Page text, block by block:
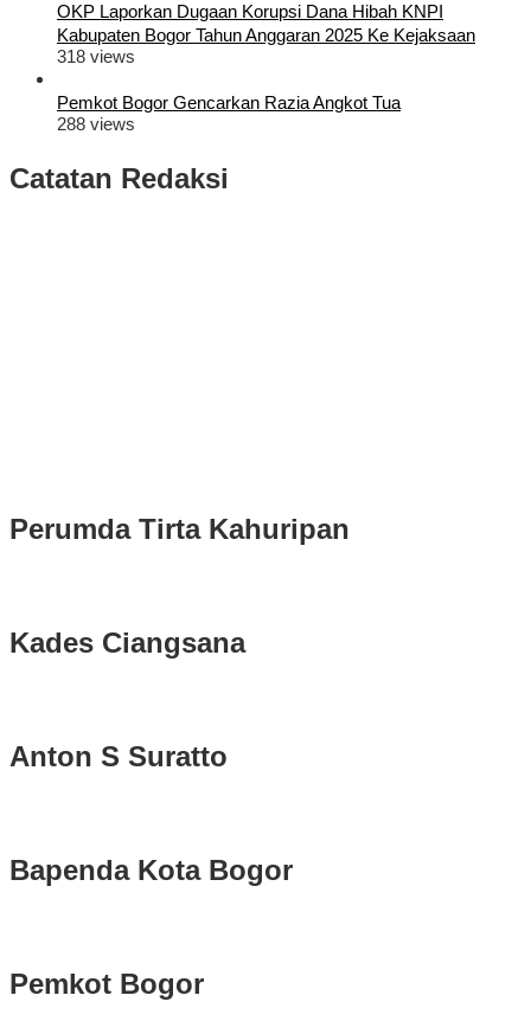
OKP Laporkan Dugaan Korupsi Dana Hibah KNPI
Kabupaten Bogor Tahun Anggaran 2025 Ke Kejaksaan
318 views
Pemkot Bogor Gencarkan Razia Angkot Tua
288 views
Catatan Redaksi
Perumda Tirta Kahuripan
Kades Ciangsana
Anton S Suratto
Bapenda Kota Bogor
Pemkot Bogor